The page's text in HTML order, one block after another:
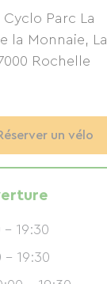
Parc La
la Monnaie, La
Rochelle
un vélo
- 19:30
- 19:30